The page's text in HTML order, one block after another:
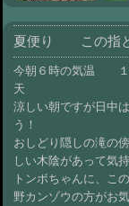
夏便り この指
今朝６時の気温
天
涼しい朝ですが日中
う！
おしどり隠しの滝の
しい木陰があって気
トンボちゃんに、こ
野カンゾウの方がお